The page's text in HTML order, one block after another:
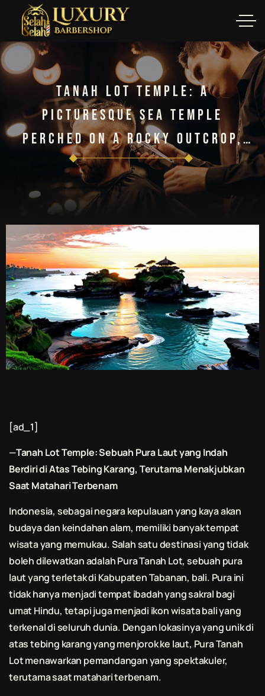
Tanah Lot Temple: A
Picturesque Sea Temple
Perched On A Rocky Outcrop,
Especially Stunning At Sunset.
[ad_1]
—Tanah Lot Temple: Sebuah Pura Laut yang Indah
Berdiri di Atas Tebing Karang, Terutama Menakjubkan
Saat Matahari Terbenam
Indonesia, sebagai negara kepulauan yang kaya akan
budaya dan keindahan alam, memiliki banyak tempat
wisata yang memukau. Salah satu destinasi yang tidak
boleh dilewatkan adalah Pura Tanah Lot, sebuah pura
laut yang terletak di Kabupaten Tabanan, bali. Pura ini
tidak hanya menjadi tempat ibadah yang sakral bagi
umat Hindu, tetapi juga menjadi ikon wisatabaliyang
terkenal di seluruh dunia. Dengan lokasinya yang unik di
atas tebing karang yang menjorok ke laut, Pura Tanah
Lot menawarkan pemandangan yang spektakuler,
terutama saat matahari terbenam.